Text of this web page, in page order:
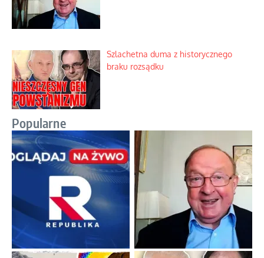
Szlachetna duma z historycznego
braku rozsądku
Popularne